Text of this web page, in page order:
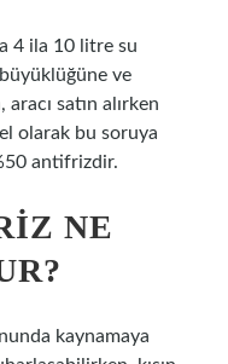
4 ila 10 litre su
ve
satın alırken
olarak bu soruya
antifrizdir.
NE
kaynamaya